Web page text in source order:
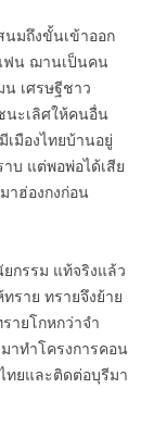
มถึงขั้นเข้าออก
ฟน ฌานเป็นคน
เศรษฐีชาว
นะเลิศให้คนอื่น
มืองไทยบ้านอยู่
บ แต่พอพ่อได้เสีย
าฮ่องกงก่อน
กรรม แท้จริงแล้ว
ราย ทรายจึงย้าย
ายโกหกว่าจำ
าทำโครงการคอน
ทยและติดต่อบุรีมา